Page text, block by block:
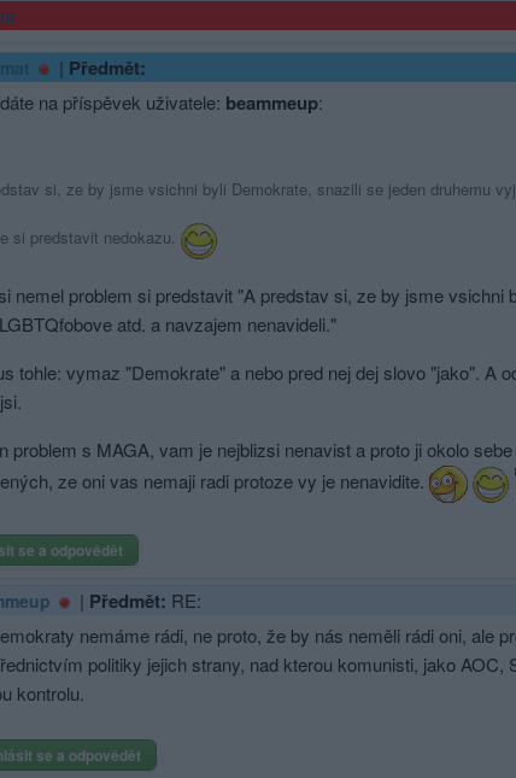
| Předmět:
na příspěvek uživatele: beammeup:
si, ze by jsme vsichni byli Demokrate, snazili se jeden druhemu
si predstavit nedokazu.
nemel problem si predstavit "A predstav si, ze by jsme vsichni
atd. a navzajem nenavideli."
tohle: vymaz "Demokrate" a nebo pred nej dej slovo "jako". A
problem s MAGA, vam je nejblizsi nenavist a proto ji okolo
ze oni vas nemaji radi protoze vy je nenavidite.
se a odpovědět
| Předmět: RE:
nemáme rádi, ne proto, že by nás neměli rádi oni, ale
politiky jejich strany, nad kterou komunisti, jako
kontrolu.
se a odpovědět